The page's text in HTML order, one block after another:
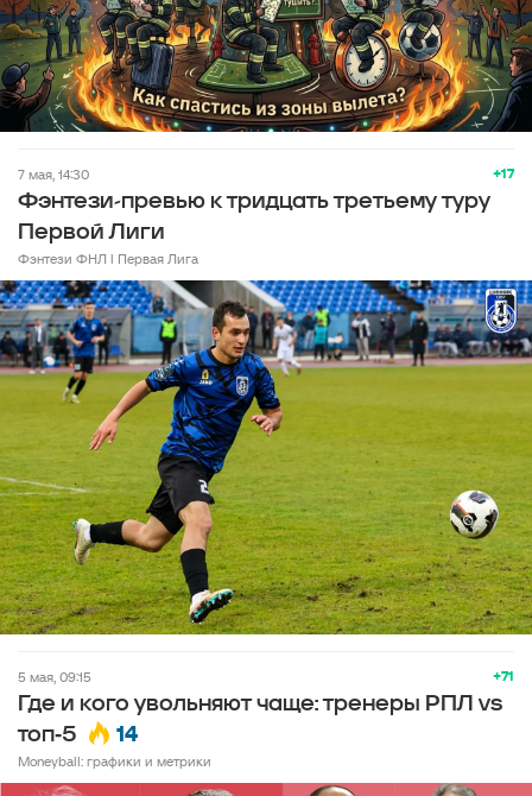
+17
7 мая, 14:30
Фэнтези-превью к тридцать третьему туру
Первой Лиги
Фэнтези ФНЛ l Первая Лига
+71
5 мая, 09:15
Где и кого увольняют чаще: тренеры РПЛ vs
топ‑5
14
Moneyball: графики и метрики